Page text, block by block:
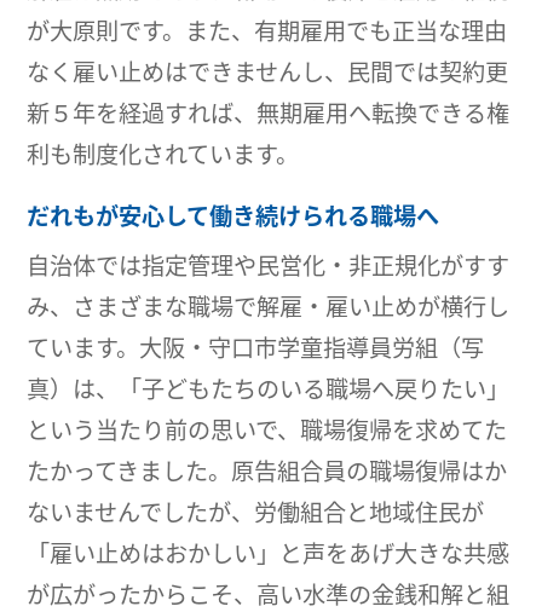
が大原則です。また、有期雇用でも正当な理由
なく雇い止めはできませんし、民間では契約更
新５年を経過すれば、無期雇用へ転換できる権
利も制度化されています。
だれもが安心して働き続けられる職場へ
自治体では指定管理や民営化・非正規化がすす
み、さまざまな職場で解雇・雇い止めが横行し
ています。大阪・守口市学童指導員労組（写
真）は、「子どもたちのいる職場へ戻りたい」
という当たり前の思いで、職場復帰を求めてた
たかってきました。原告組合員の職場復帰はか
ないませんでしたが、労働組合と地域住民が
「雇い止めはおかしい」と声をあげ大きな共感
が広がったからこそ、高い水準の金銭和解と組